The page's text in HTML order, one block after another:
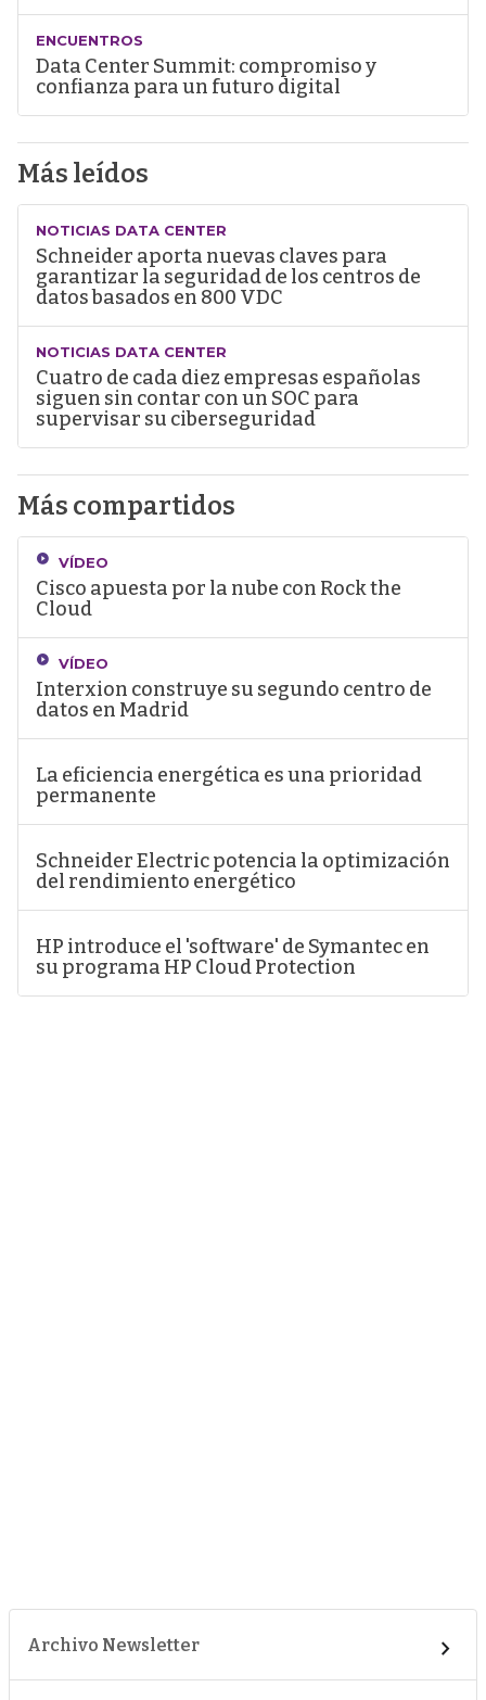
ENCUENTROS
Data Center Summit: compromiso y
confianza para un futuro digital
Más leídos
NOTICIAS DATA CENTER
Schneider aporta nuevas claves para
garantizar la seguridad de los centros de
datos basados en 800 VDC
NOTICIAS DATA CENTER
Cuatro de cada diez empresas españolas
siguen sin contar con un SOC para
supervisar su ciberseguridad
Más compartidos
VÍDEO
Cisco apuesta por la nube con Rock the
Cloud
VÍDEO
Interxion construye su segundo centro de
datos en Madrid
La eficiencia energética es una prioridad
permanente
Schneider Electric potencia la optimización
del rendimiento energético
HP introduce el 'software' de Symantec en
su programa HP Cloud Protection
Archivo Newsletter